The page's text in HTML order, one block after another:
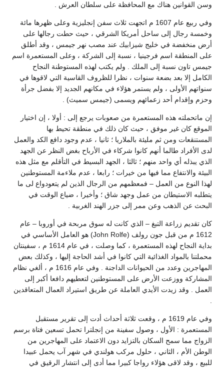
وسن القوانين هناك مع المحافظة على سلطان العرش .
وفي ربيع عام 1607 م اتجهت ثلاث سفن إنجليزية وعلى ظهرها مائة
وخمسة رجال إلى ساحل أمريكا الشرقي ، حيث حطت رجالها على
أرض منخفضة في خليج شيزابيك عند مصب نهر جيمس ، وقد أطلق
على المنطقة اسم فرجينيا ، نسبة إلى الشركة ، وعلى المستعمرة اسم
جيمس تاون نسبة إلى الملك . ولم يكتب لهذه المستوطنة النجاح
الكامل إلا بعد بضعة سنوات ، نظرا للظروف القاسية التي لاقوها في
سنواتهم الأولى ، ولم يستمر هؤلاء في مكانهم الجديد إلا بفضل جرأة
وحزم وإقدام أحد زعمائهم ويسمى (جيمس سميث) .
إن ماتحملته هذه المستعمرة من صعوبات يرجع إلى : أولا ، إن اختيار
الموقع كان غير موفق ، حيث كان ذلك في منطقة تحيط بها
المستنقعات ومن ثم مليئة بالملاريا ؛ ثانيا ، عدم وجود دافع الكد والعمل
لدى الأفراد طالما أنهم كانوا شركاء في الأرباح بغض النظر عن الجهد
الذي يبذله أي واحد منهم ؛ ثالثا ، الجهد البسيط في التأقلم مع مثل هذه
البيئة والانتفاع مما فيها من خيرات ؛ رابعا ، عدم ملاءمة المستوطنين
لهذا النوع من العمل – فمعظمهم من الرجال الذين لم يتعودواع لى ما
يتطلبه الاستيطان من عمل وجهد شاق ؛ وأخيرا ، ضياع الوقت في
البحث عن الذهب وعن ممر إلى جزر الهند الغربية .
كان تقديم زراعة التبغ – الذي كانت له سوق مربحة في أوروبا – عام
1612 م من قبل جون رولف (John Rolfe) هو العامل الأساسي في
بداية النجاح لهذه المستعمرة ، كما وصلت ، في عام 1614 م ، سفينتان
محملتنا بالمواد الغذائية التي كانوا في أشد الحاجة إليها ، وكذلك بعض
المهاجرين وعدد من الحيوانات الداجنة . وفي عام 1616 م ، ألغي نظام
المشاركة ووزعت الأرض على المستوطنين لتعطيهم دافعا أكبر إلى
العمل . وقد زيدت الأيدي العاملة عن طريق استيراد العمال المتعاقدين
وفي عام 1619 م ، وقعت ثلاثة أحداث أدت إلى تقرير مستقبل
المستعمرة : الأول ، وصول سفينة من إنجلترا تحمل تسعين فتاة برسم
الزواج مما سمح السكان بالتزايد دون الاعتماد على المهاجرين من
الوطن الأم ، الثاني ، حلول مركب هولندي في شهر آب يحمل عبيدا
للبيع ، وقد لاقى هؤلاء رواجا كبيرا مما أدى إلى انتشار الرقيق في